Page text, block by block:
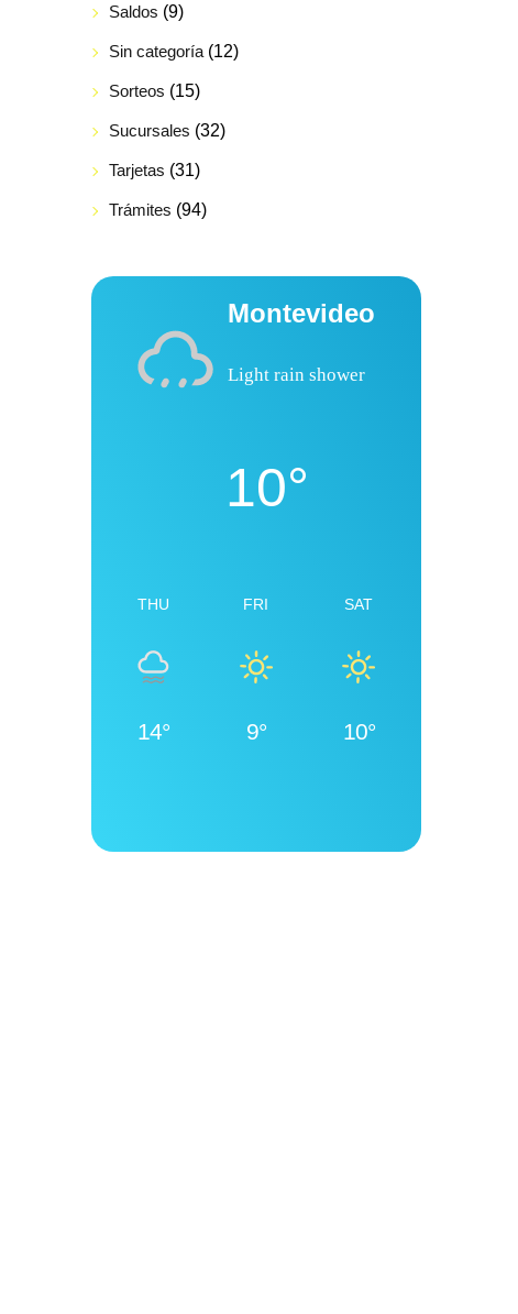
Saldos (9)
Sin categoría(12)
Sorteos (15)
Sucursales (32)
Tarjetas (31)
Trámites (94)
Montevideo
Light rain shower
10°
THU
14°
FRI
9°
SAT
10°